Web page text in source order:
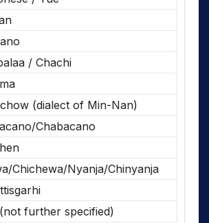
/ Chachi
(dialect of Min-Nan)
Chabacano
Chichewa/Nyanja/Chinyanja
further specified)